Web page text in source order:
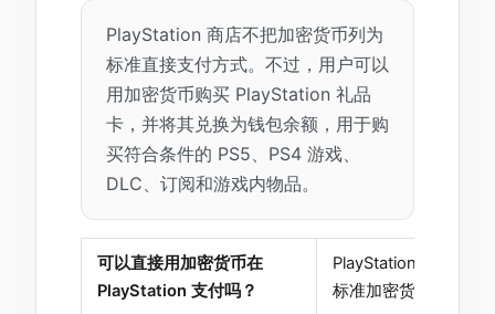
PlayStation 商店不把加密货币列为
标准直接支付方式。不过，用户可以
用加密货币购买 PlayStation 礼品
卡，并将其兑换为钱包余额，用于购
买符合条件的 PS5、PS4 游戏、
DLC、订阅和游戏内物品。
可以直接用加密货币在
PlayStation 支付吗？
PlayStation 商店没有
标准加密货币支付方